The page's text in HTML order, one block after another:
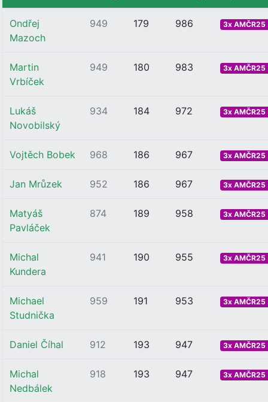
Ondřej
Mazoch
949 179 986 3x AMČR25
Martin
Vrbíček
949 180 983 3x AMČR25
Lukáš
Novobilský
934 184 972 3x AMČR25
Vojtěch Bobek 968 186 967 3x AMČR25
Jan Mrůzek 952 186 967 3x AMČR25
Matyáš
Pavláček
874 189 958 3x AMČR25
Michal
Kundera
941 190 955 3x AMČR25
Michael
Studnička
959 191 953 3x AMČR25
Daniel Číhal 912 193 947 3x AMČR25
Michal
Nedbálek
918 193 947 3x AMČR25